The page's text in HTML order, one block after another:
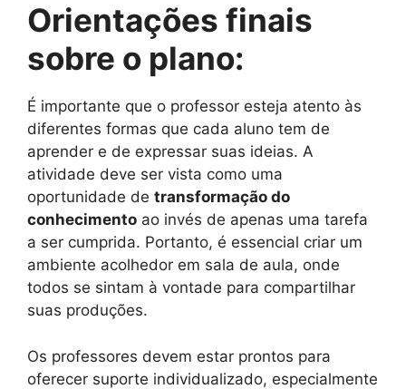
Orientações finais
sobre o plano:
É importante que o professor esteja atento às
diferentes formas que cada aluno tem de
aprender e de expressar suas ideias. A
atividade deve ser vista como uma
oportunidade de transformação do
conhecimento ao invés de apenas uma tarefa
a ser cumprida. Portanto, é essencial criar um
ambiente acolhedor em sala de aula, onde
todos se sintam à vontade para compartilhar
suas produções.
Os professores devem estar prontos para
oferecer suporte individualizado, especialmente